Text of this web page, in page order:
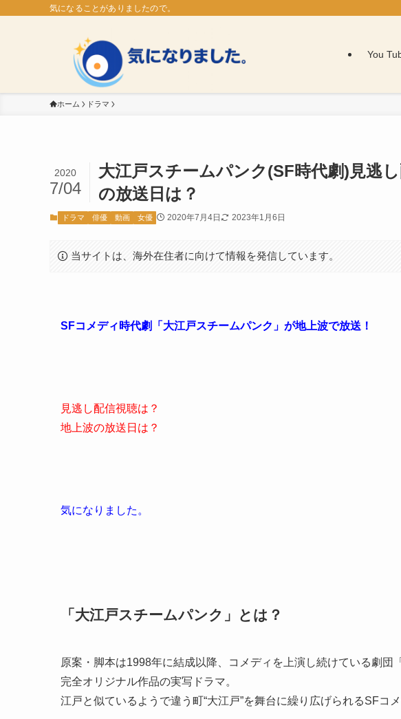
気になることがありましたので。
You
ホーム ドラマ
大江戸スチームパンク(SF時代劇)見逃
の放送日は？
2020
7/04
ドラマ 俳優 動画 女優 2020年7月4日 2023年1月6日
当サイトは、海外在住者に向けて情報を発信しています。
SFコメディ時代劇「大江戸スチームパンク」が地上波で放送！
見逃し配信視聴は？
地上波の放送日は？
気になりました。
「大江戸スチームパンク」とは？
原案・脚本は1998年に結成以降、コメディを上演し続けている劇団
完全オリジナル作品の実写ドラマ。
江戸と似ているようで違う町“大江戸”を舞台に繰り広げられるSFコメ